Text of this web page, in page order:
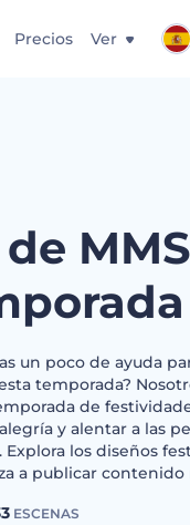
Precios Ver
un poco de ayuda
temporada?
de
y alentar a las
Explora los diseños
a publicar
ESCENAS